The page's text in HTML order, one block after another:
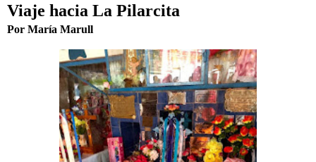
Viaje hacia La Pilarcita
Por María Marull